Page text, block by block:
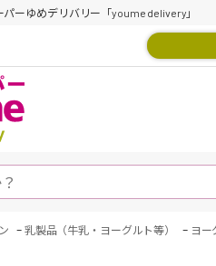
ーゆめデリバリー「youme delivery」
- 乳製品（牛乳・ヨーグルト等） - ヨー